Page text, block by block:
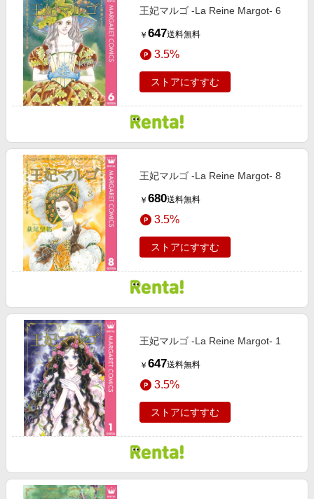
王妃マルゴ -La Reine Margot- 6
￥ 647送料無料
3.5%
ストアにすすむ
王妃マルゴ -La Reine Margot- 8
￥ 680送料無料
3.5%
ストアにすすむ
王妃マルゴ -La Reine Margot- 1
￥ 647送料無料
3.5%
ストアにすすむ